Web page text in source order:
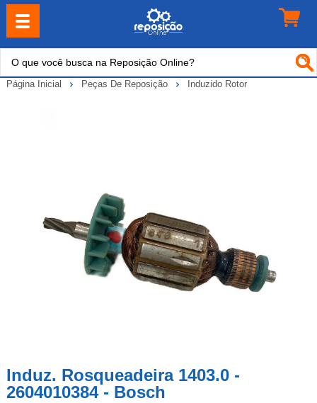
Página Inicial Peças De Reposição Induzido Rotor
Induz. Rosqueadeira 1403.0 -
2604010384 - Bosch